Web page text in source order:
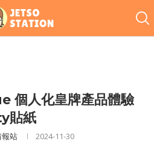
個人化皇牌產品體驗
貼紙
站 2024-11-30